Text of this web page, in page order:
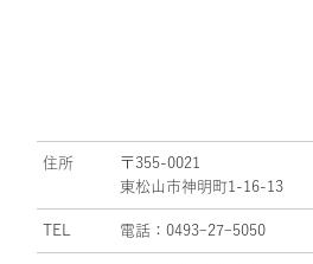
住所
〒355-0021
東松山市神明町1-16-13
TEL 電話：0493ｰ27ｰ5050